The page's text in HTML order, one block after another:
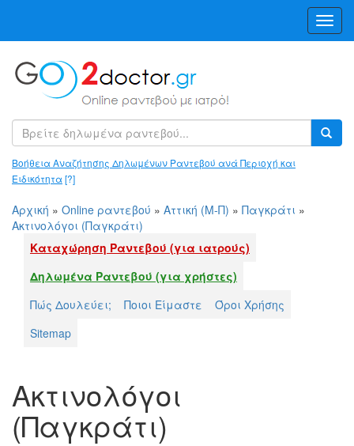
Βοήθεια Αναζήτησης Δηλωμένων Ραντεβού ανά Περιοχή και
Ειδικότητα[?]
Αρχική » Online ραντεβού » Αττική (Μ-Π) » Παγκράτι »
Ακτινολόγοι (Παγκράτι)
Καταχώρηση Ραντεβού (για ιατρούς)
Δηλωμένα Ραντεβού (για χρήστες)
Πώς Δουλεύει;
Ποιοι Είμαστε
Όροι Χρήσης
Sitemap
Ακτινολόγοι
(Παγκράτι)